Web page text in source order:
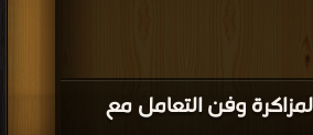
وفن التعامل مع